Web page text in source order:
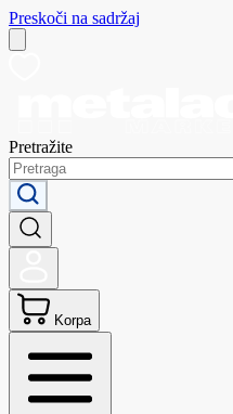
Preskoči na sadržaj
Pretražite
Korpa